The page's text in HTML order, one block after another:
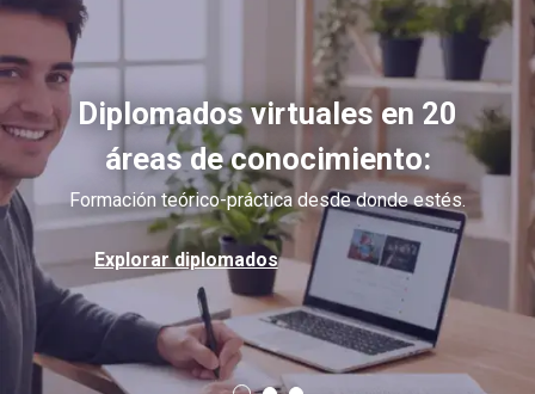
Diplomados virtuales en 20
áreas de conocimiento:
Formación teórico-práctica desde donde estés.
Explorar diplomados